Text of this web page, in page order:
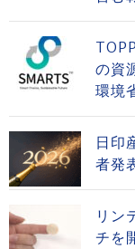
の資
環境
日印
者発
リン
チを